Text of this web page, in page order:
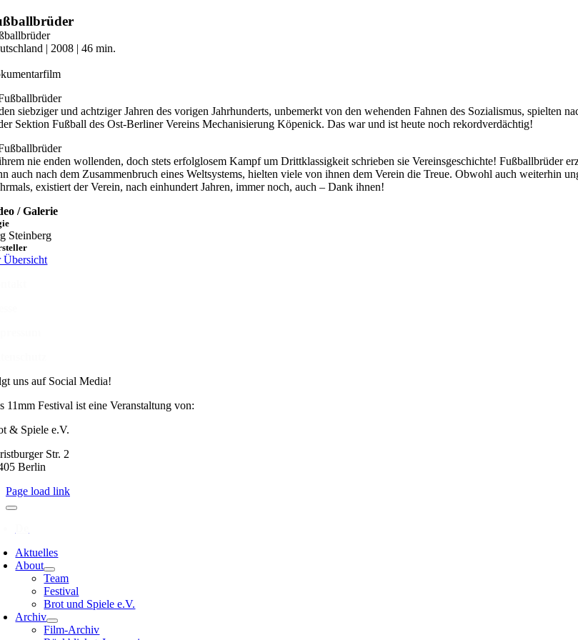
Zum
Inhalt
springen | 2008 | 46 min.
siebziger und achtziger Jahren des vorigen Jahrhunderts, unbemerkt von den wehenden Fahnen des Sozialismus, spielten
Sektion Fußball des Ost-Berliner Vereins Mechanisierung Köpenick. Das war und ist heute noch rekordverdächtig!
nie enden wollenden, doch stets erfolglosem Kampf um Drittklassigkeit schrieben sie Vereinsgeschichte! Fußballbrüder
auch nach dem Zusammenbruch eines Weltsystems, hielten viele von ihnen dem Verein die Treue. Obwohl auch weiterhin
existiert der Verein, nach einhundert Jahren, immer noch, auch – Dank ihnen!
/ Galerie
Steinberg
Übersicht
uns auf Social Media!
11mm Festival ist eine Veranstaltung von:
& Spiele e.V.
Str. 2
Berlin
Page load link
Aktuelles
About
Team
Festival
Brot und Spiele e.V.
Archiv
Film-Archiv